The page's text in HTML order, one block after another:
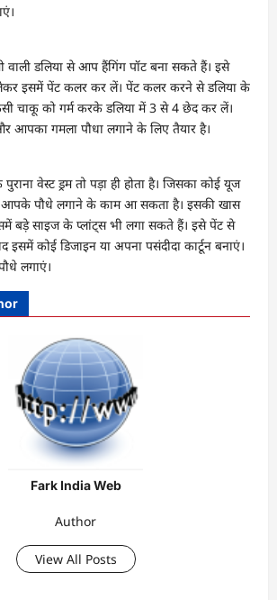
वाली डलिया से आप हैंगिंग पॉट बना सकते हैं। इसे
इसमें पेंट कलर कर लें। पेंट कलर करने से डलिया के
चाकू को गर्म करके डलिया में 3 से 4 छेद कर लें।
आपका गमला पौधा लगाने के लिए तैयार है।
वेस्ट ड्रम तो पड़ा ही होता है। जिसका कोई यूज
आपके पौधे लगाने के काम आ सकता है। इसकी खास
बड़े साइज के प्लांट्स भी लगा सकते हैं। इसे पेंट से
कोई डिजाइन या अपना पसंदीदा कार्टून बनाएं।
लगाएं।
Fark India Web
Author
View All Posts